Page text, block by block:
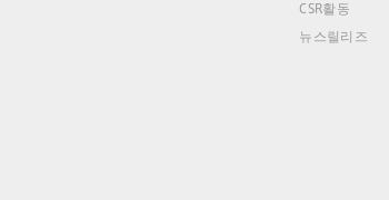
CSR활동
뉴스릴리즈